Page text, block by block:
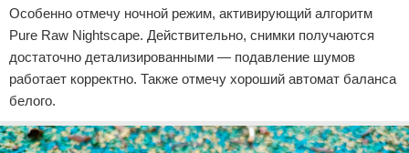
Особенно отмечу ночной режим, активирующий алгоритм
Pure Raw Nightscape. Действительно, снимки получаются
достаточно детализированными — подавление шумов
работает корректно. Также отмечу хороший автомат баланса
белого.